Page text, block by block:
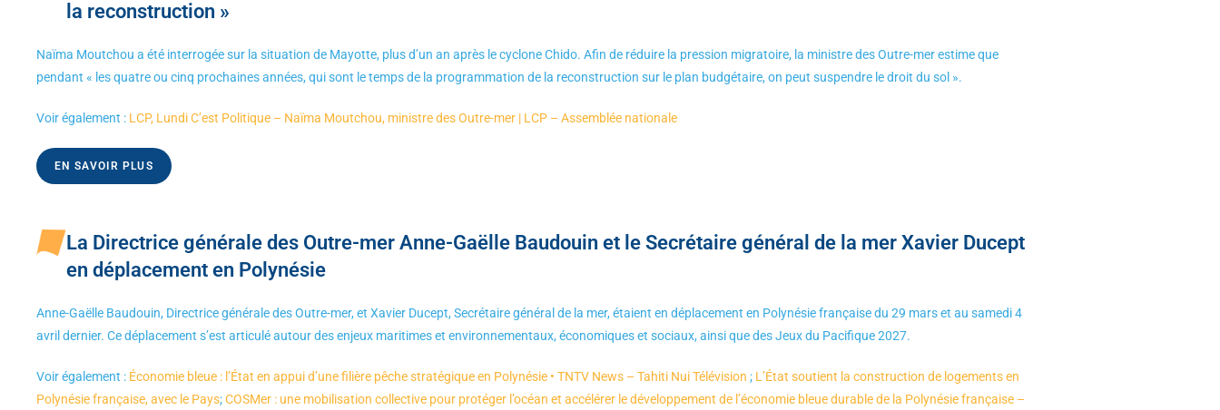
la reconstruction »
Naïma Moutchou a été interrogée sur la situation de Mayotte, plus d’un an après le cyclone Chido. Afin de réduire la pression migratoire, la ministre des Outre-mer estime que
pendant « les quatre ou cinq prochaines années, qui sont le temps de la programmation de la reconstruction sur le plan budgétaire, on peut suspendre le droit du sol ».
Voir également : LCP, Lundi C’est Politique – Naïma Moutchou, ministre des Outre-mer | LCP – Assemblée nationale
EN SAVOIR PLUS
La Directrice générale des Outre-mer Anne-Gaëlle Baudouin et le Secrétaire général de la mer Xavier Ducept
en déplacement en Polynésie
Anne-Gaëlle Baudouin, Directrice générale des Outre-mer, et Xavier Ducept, Secrétaire général de la mer, étaient en déplacement en Polynésie française du 29 mars et au samedi 4
avril dernier. Ce déplacement s’est articulé autour des enjeux maritimes et environnementaux, économiques et sociaux, ainsi que des Jeux du Pacifique 2027.
Voir également : Économie bleue : l’État en appui d’une filière pêche stratégique en Polynésie • TNTV News – Tahiti Nui Télévision ; L’État soutient la construction de logements en
Polynésie française, avec le Pays;COSMer : une mobilisation collective pour protéger l’océan et accélérer le développement de l’économie bleue durable de la Polynésie française –